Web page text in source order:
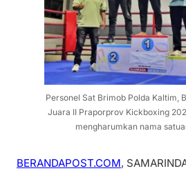
Personel Sat Brimob Polda Kaltim,
Juara II Praporprov Kickboxing
mengharumkan nama
BERANDAPOST.COM,